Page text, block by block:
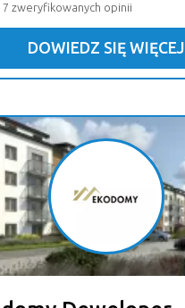
7 zweryfikowanych opinii
DOWIEDZ SIĘ WIĘCEJ